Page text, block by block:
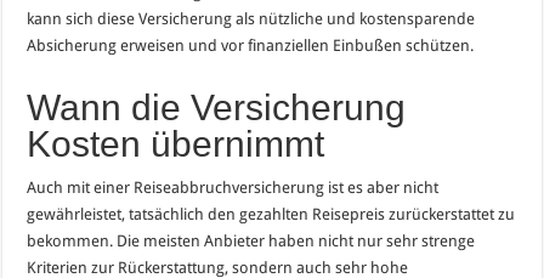
kann sich diese Versicherung als nützliche und kostensparende
Absicherung erweisen und vor finanziellen Einbußen schützen.
Wann die Versicherung
Kosten übernimmt
Auch mit einer Reiseabbruchversicherung ist es aber nicht
gewährleistet, tatsächlich den gezahlten Reisepreis zurückerstattet zu
bekommen. Die meisten Anbieter haben nicht nur sehr strenge
Kriterien zur Rückerstattung, sondern auch sehr hohe